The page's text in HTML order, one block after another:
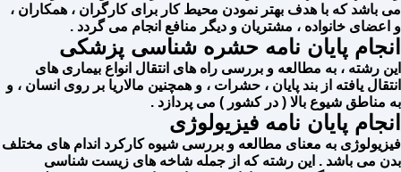
می باشد که با هدف بهتر نمودن محیط کار برای کارگران ، همکاران ،
و اعضای خانواده ، مشتریان و دیگر منافع انجام می گردد .
انجام پایان نامه حشره شناسی پزشکی
این رشته ، به مطالعه و بررسی راه های انتقال انواع بیماری های
انتقال یافته از بند پایان ، حشرات ، و همچنین مالاریا بر روی انسان ، و
به مناطق شیوع بالا ( در کشور ) می پردازد .
انجام پایان نامه فیزیولوژی
فیزیولوژی به معنای مطالعه و بررسی شیوه کارکرد اندام های مختلف
بدن می باشد ‌. این رشته که از جمله شاخه های زیست شناسی